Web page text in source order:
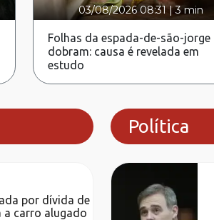
03/08/2026 08:31|3 min
Folhas da espada-de-são-jorge
dobram: causa é revelada em
estudo
por dívida de
a carro alugado
Política